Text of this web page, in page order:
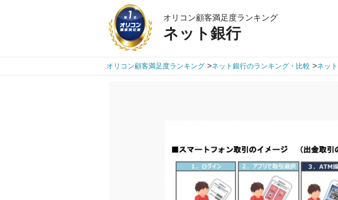
オリコン顧客満足度ランキング
ネット銀行
オリコン顧客満足度ランキング >ネット銀行のランキング・比較 >ネッ